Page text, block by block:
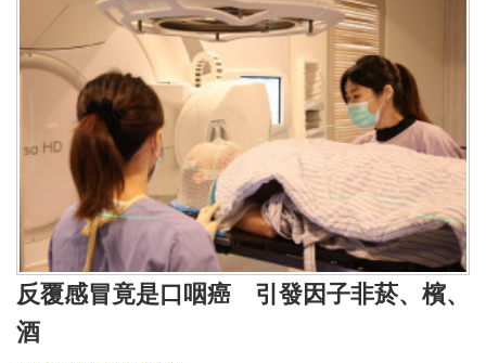
反覆感冒竟是口咽癌 引發因子非菸、檳、
酒